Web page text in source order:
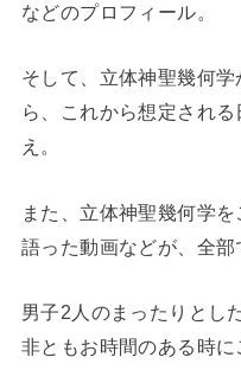
などのプロフィール。
そして、立体神聖幾何
ら、これから想定され
え。
また、立体神聖幾何学
語った動画などが、全部
男子2人のまったりとし
非ともお時間のある時に